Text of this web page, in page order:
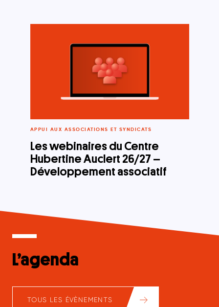
APPUI AUX ASSOCIATIONS ET SYNDICATS
Les webinaires du Centre
Hubertine Auclert 26/27 –
Développement associatif
L’agenda
TOUS LES ÉVÈNEMENTS